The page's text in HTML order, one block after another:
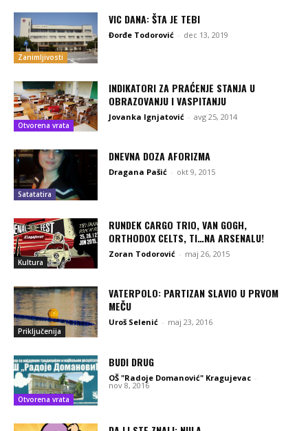
Zanimljivosti
VIC DANA: ŠTA JE TEBI
Đorđe Todorović - dec 13, 2019
Otvorena vrata
INDIKATORI ZA PRAĆENJE STANJA U
OBRAZOVANJU I VASPITANJU
Jovanka Ignjatović - avg 25, 2014
Satatatira
DNEVNA DOZA AFORIZMA
Dragana Pašić - okt 9, 2015
Kultura
RUNDEK CARGO TRIO, VAN GOGH,
ORTHODOX CELTS, TI…NA ARSENALU!
Zoran Todorović - maj 26, 2015
Priključenija
VATERPOLO: PARTIZAN SLAVIO U PRVOM
MEČU
Uroš Selenić - maj 23, 2016
Otvorena vrata
BUDI DRUG
OŠ "Radoje Domanović" Kragujevac -
nov 8, 2016